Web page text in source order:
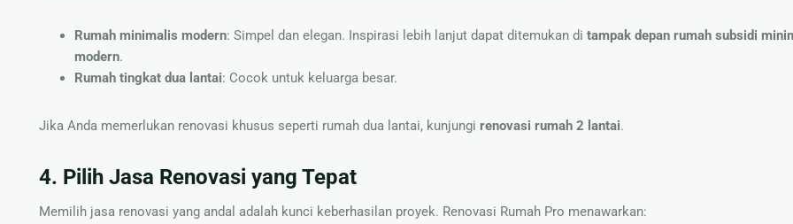
Rumah minimalis modern: Simpel dan elegan. Inspirasi lebih lanjut dapat ditemukan di tampak depan rumah subsidi
modern.
Rumah tingkat dua lantai: Cocok untuk keluarga besar.
Jika Anda memerlukan renovasi khusus seperti rumah dua lantai, kunjungi renovasi rumah 2 lantai.
4. Pilih Jasa Renovasi yang Tepat
Memilih jasa renovasi yang andal adalah kunci keberhasilan proyek. Renovasi Rumah Pro menawarkan: